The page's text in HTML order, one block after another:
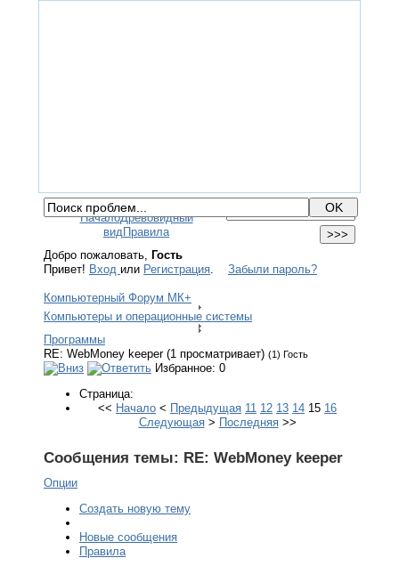
НачалоДревовидный
видПравила
Добро пожаловать, Гость
Привет! Вход или Регистрация. Забыли пароль?
Компьютерный Форум МК+
Компьютеры и операционные системы
Программы
RE: WebMoney keeper (1 просматривает) (1) Гость
Избранное: 0
Страница:
<< Начало < Предыдущая 11 12 13 14 15 16
Следующая> Последняя>>
Сообщения темы: RE: WebMoney keeper
Опции
Создать новую тему
Новые сообщения
Правила